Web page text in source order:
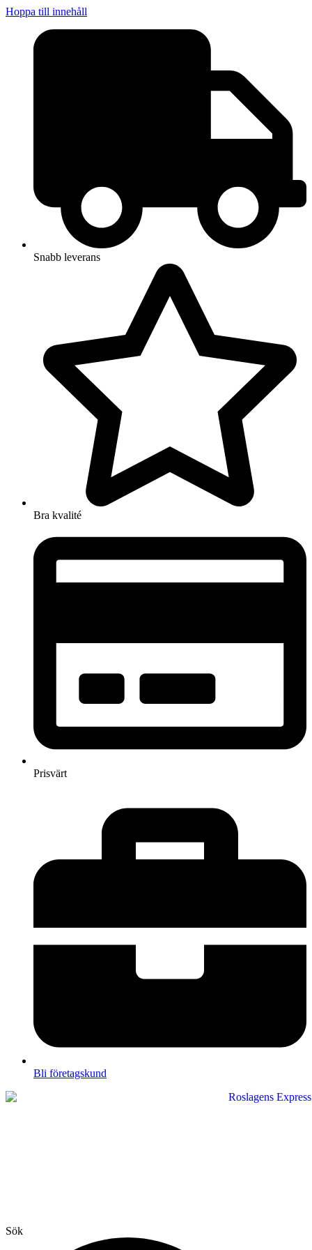
Hoppa till innehåll
Snabb leverans
Bra kvalité
Prisvärt
Bli företagskund
Sök